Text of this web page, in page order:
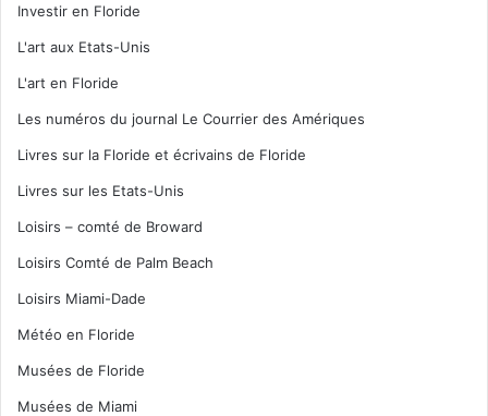
Investir en Floride
L'art aux Etats-Unis
L'art en Floride
Les numéros du journal Le Courrier des Amériques
Livres sur la Floride et écrivains de Floride
Livres sur les Etats-Unis
Loisirs – comté de Broward
Loisirs Comté de Palm Beach
Loisirs Miami-Dade
Météo en Floride
Musées de Floride
Musées de Miami